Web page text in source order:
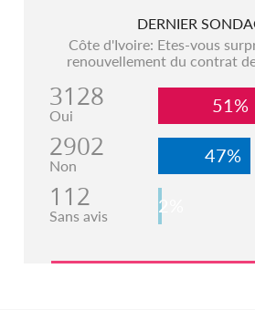
DERNIER
Côte d'Ivoire: Etes-vous
renouvellement du contrat
3128
Oui 51%
2902
Non 47%
112
Sans avis 2%